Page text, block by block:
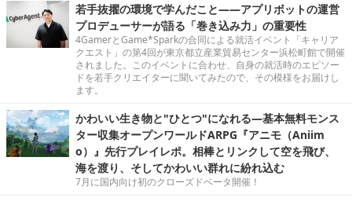
若手抜擢の環境で学んだこと――アプリボットの運営
プロデューサーが語る「巻き込み力」の重要性
4GamerとGame*Sparkの合同による就活イベント「キャリア
クエスト」の第4回が東京都立産業貿易センター浜松町館で開催
されました。このイベントに合わせ、自身の就活時のエピソー
ドを若手クリエイターに聞いてみたので、その模様をお届けし
ます。
かわいい生き物と"ひとつ"になれる―基本無料モンス
ター収集オープンワールドARPG『アニモ（Aniim
o）』先行プレイレポ。相棒とリンクして空を飛び、
海を渡り、そしてかわいい群れに紛れ込む
7月に国内向け初のクローズドベータ開催！